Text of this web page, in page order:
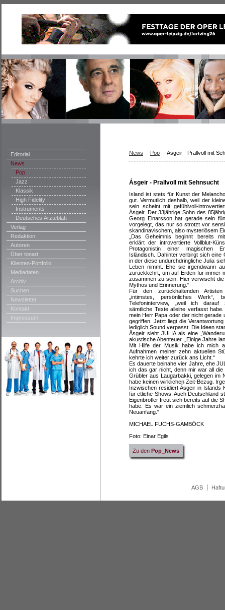
Editorial
News
Pop
Jazz
Klassik
High Fidelity
Instruments
Deutsches Ärzteblatt
Verlag
Redaktion
Autoren
Über tonart
Klienten-Portfolio
Mediadaten
Archiv
Suchen
Newsletter
Kontakt
Impressum
News -- Pop -- Ásgeir - Prallvoll mit
Ásgeir - Prallvoll mit Sehnsucht
Island ist stets für Kunst der
gut. Vermutlich deshalb, weil der
sein scheint mit gefühlvoll-
Ásgeir. Der 33jährige Sohn des
Georg Einarsson hat gerade sein
vorgelegt, das nur so strotzt vor
skandinavischem, also mysteriösem
„Das Geheimnis beginnt bereits
erklärt der introvertierte Vollblut-
Protagonistin einer magischen
Isländisch. Dahinter verbirgt sich eine
in der diese undurchdringliche Julia
Leben nimmt. Ehe sie irgendwann
zurückkehrt, um auf Erden für immer
zusammen zu sein. Hier verwischt
Mythos und Erinnerung.“
Für den zurückhaltenden
„intimstes, persönliches Werk“,
Telefoninterview, „weil ich
sämtliche Texte alleine verfasst
mein Herr Papa oder der nicht gerade
gegriffen. Jetzt liegt die
lediglich Sound verpasst. Die Ideen
Åsgeir sieht JULIA als eine
akustische Abenteuer. „Einige Jahre
Mit Hilfe der Musik habe ich mich
Aufnahmen meiner zehn aktuellen
kehrte ich weiter zurück ans Licht.“
Es dauerte beinahe vier Jahre, ehe
ich das gar nicht, denn mir war all die
Grübler aus Laugarbakki, gelegen im
habe keinen wirklichen Zeit-Bezug.
Inzwischen residiert Ásgeir in Islands
für etliche Shows. Auch Deutschland
Eigenbrötler freut sich bereits auf die
habe. Es war ein ziemlich
Neuanfang.“
MICHAEL FUCHS-GAMBÖCK
Foto: Einar Egils
Zu den Pop_News
AGB